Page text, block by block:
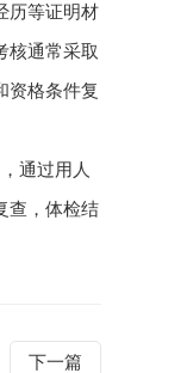
历等证明材
核通常采取
资格条件复
通过用人
查，体检结
下一篇